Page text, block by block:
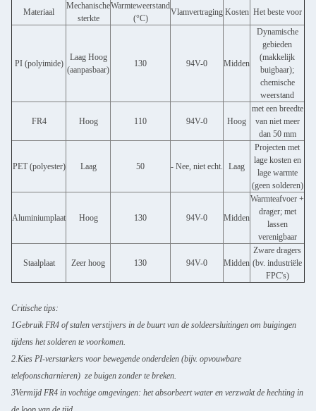
Materiaal
Mechanische
sterkte
Warmteweerstand
(°C)
Vlamvertraging Kosten Het beste voor
PI (polyimide)
Laag Hoog
(aanpasbaar)
130 94V-0 Midden
Dynamische
gebieden
(makkelijk
buigbaar);
chemische
weerstand
FR4 Hoog 110 94V-0 Hoog
met een breedte
van niet meer
dan 50 mm
PET (polyester) Laag 50 - Nee, niet echt. Laag
Projecten met
lage kosten en
lage warmte
(geen solderen)
Aluminiumplaat Hoog 130 94V-0 Midden
Warmteafvoer +
drager; met
lassen
verenigbaar
Staalplaat Zeer hoog 130 94V-0 Midden
Zware dragers
(bv. industriële
FPC's)
Critische tips:
1Gebruik FR4 of stalen verstijvers in de buurt van de soldeersluitingen om buigingen
tijdens het solderen te voorkomen.
2.Kies PI-verstarkers voor bewegende onderdelen (bijv. opvouwbare
telefoonscharnieren)  ze buigen zonder te breken.
3Vermijd FR4 in vochtige omgevingen: het absorbeert water en verzwakt de hechting in